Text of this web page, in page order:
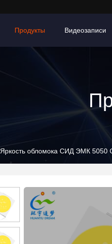
Продукты Видеозаписи
Яркость обломока СИД ЭМК 5050